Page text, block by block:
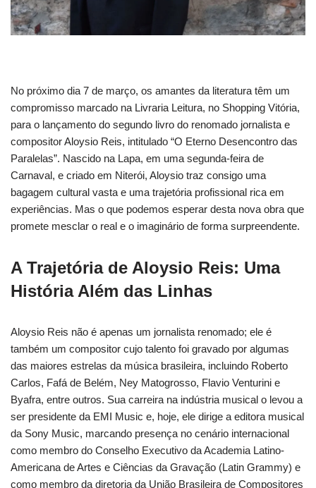
No próximo dia 7 de março, os amantes da literatura têm um
compromisso marcado na Livraria Leitura, no Shopping Vitória,
para o lançamento do segundo livro do renomado jornalista e
compositor Aloysio Reis, intitulado “O Eterno Desencontro das
Paralelas”. Nascido na Lapa, em uma segunda-feira de
Carnaval, e criado em Niterói, Aloysio traz consigo uma
bagagem cultural vasta e uma trajetória profissional rica em
experiências. Mas o que podemos esperar desta nova obra que
promete mesclar o real e o imaginário de forma surpreendente.
A Trajetória de Aloysio Reis: Uma
História Além das Linhas
Aloysio Reis não é apenas um jornalista renomado; ele é
também um compositor cujo talento foi gravado por algumas
das maiores estrelas da música brasileira, incluindo Roberto
Carlos, Fafá de Belém, Ney Matogrosso, Flavio Venturini e
Byafra, entre outros. Sua carreira na indústria musical o levou a
ser presidente da EMI Music e, hoje, ele dirige a editora musical
da Sony Music, marcando presença no cenário internacional
como membro do Conselho Executivo da Academia Latino-
Americana de Artes e Ciências da Gravação (Latin Grammy) e
como membro da diretoria da União Brasileira de Compositores